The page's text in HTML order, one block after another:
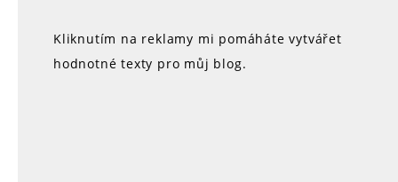
Kliknutím na reklamy mi pomáháte vytvářet
hodnotné texty pro můj blog.